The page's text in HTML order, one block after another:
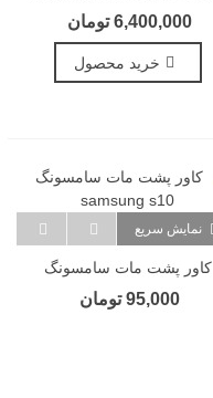
فست شارژ 50 هزار
6,400,000 تومان
خرید محصول
نمایش سریع
کاور پشت مات سامسونگ
Samsung S10
95,000 تومان